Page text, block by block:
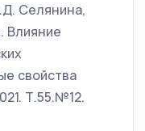
Селянина,
Влияние
свойства
Т.55.№12.